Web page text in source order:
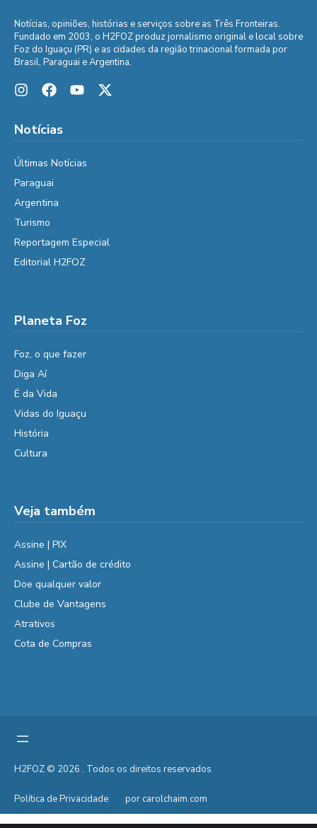
Notícias, opiniões, histórias e serviços sobre as Três Fronteiras.
Fundado em 2003, o H2FOZ produz jornalismo original e local sobre
Foz do Iguaçu (PR) e as cidades da região trinacional formada por
Brasil, Paraguai e Argentina.
Notícias
Últimas Notícias
Paraguai
Argentina
Turismo
Reportagem Especial
Editorial H2FOZ
Planeta Foz
Foz, o que fazer
Diga Aí
É da Vida
Vidas do Iguaçu
História
Cultura
Veja também
Assine | PIX
Assine | Cartão de crédito
Doe qualquer valor
Clube de Vantagens
Atrativos
Cota de Compras
H2FOZ © 2026 . Todos os direitos reservados
Política de Privacidade por carolchaim.com